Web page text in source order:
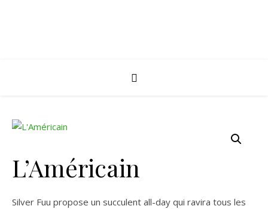
L’Américain
Silver Fuu propose un succulent all-day qui ravira tous les